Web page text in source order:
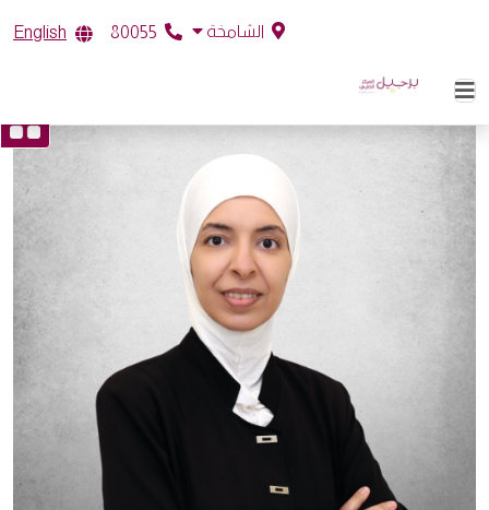
الشامخة English